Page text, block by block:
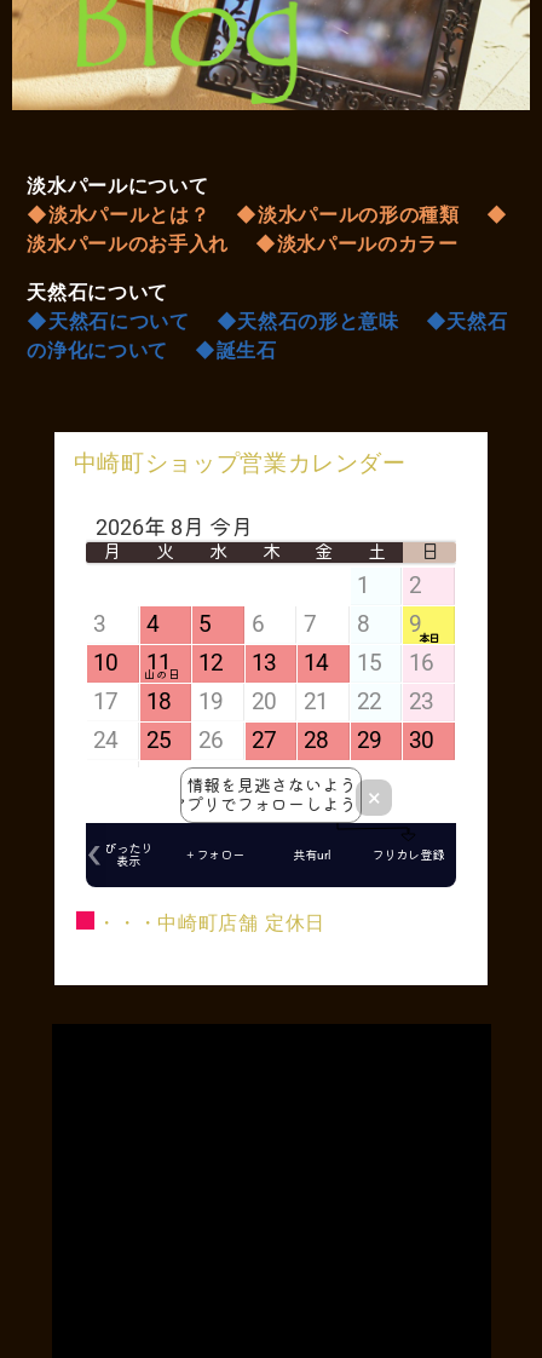
淡水パールについて
◆淡水パールとは？
◆淡水パールの形の種類
◆
淡水パールのお手入れ
◆淡水パールのカラー
天然石について
◆天然石について
◆天然石の形と意味
◆天然石
の浄化について
◆誕生石
中崎町ショップ営業カレンダー
■ ・・・中崎町店舗 定休日